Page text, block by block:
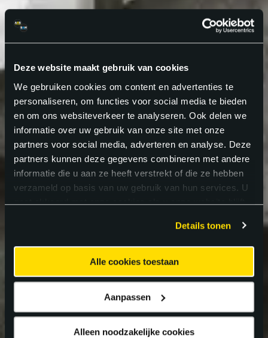
Deze website maakt gebruik van cookies
We gebruiken cookies om content en advertenties te
personaliseren, om functies voor social media te bieden
en om ons websiteverkeer te analyseren. Ook delen we
informatie over uw gebruik van onze site met onze
partners voor social media, adverteren en analyse. Deze
partners kunnen deze gegevens combineren met andere
informatie die u aan ze heeft verstrekt of die ze hebben
verzameld op basis van uw gebruik van hun services. U
gaat akkoord met onze cookies als u onze website blijft
Details tonen
Alle cookies toestaan
Aanpassen
Alleen noodzakelijke cookies